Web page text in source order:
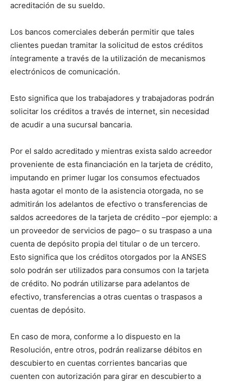
acreditación de su sueldo.
Los bancos comerciales deberán permitir que tales
clientes puedan tramitar la solicitud de estos créditos
íntegramente a través de la utilización de mecanismos
electrónicos de comunicación.
Esto significa que los trabajadores y trabajadoras podrán
solicitar los créditos a través de internet, sin necesidad
de acudir a una sucursal bancaria.
Por el saldo acreditado y mientras exista saldo acreedor
proveniente de esta financiación en la tarjeta de crédito,
imputando en primer lugar los consumos efectuados
hasta agotar el monto de la asistencia otorgada, no se
admitirán los adelantos de efectivo o transferencias de
saldos acreedores de la tarjeta de crédito –por ejemplo: a
un proveedor de servicios de pago– o su traspaso a una
cuenta de depósito propia del titular o de un tercero.
Esto significa que los créditos otorgados por la ANSES
solo podrán ser utilizados para consumos con la tarjeta
de crédito. No podrán utilizarse para adelantos de
efectivo, transferencias a otras cuentas o traspasos a
cuentas de depósito.
En caso de mora, conforme a lo dispuesto en la
Resolución, entre otros, podrán realizarse débitos en
descubierto en cuentas corrientes bancarias que
cuenten con autorización para girar en descubierto a